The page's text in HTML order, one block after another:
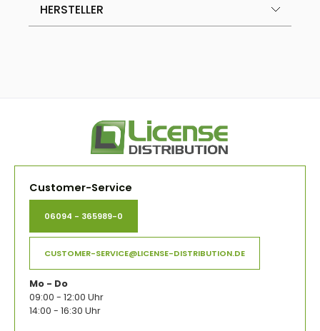
HERSTELLER
Customer-Service
06094 - 365989-0
CUSTOMER-SERVICE@LICENSE-DISTRIBUTION.DE
Mo - Do
09:00 - 12:00 Uhr
14:00 - 16:30 Uhr